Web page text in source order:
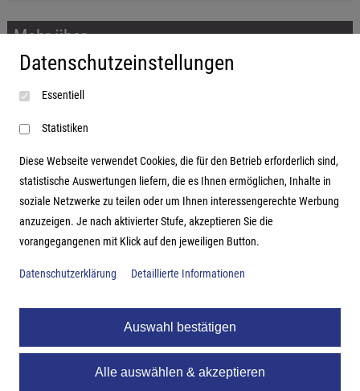
Mehr über...
Impressum
AGB
Datenschutzerklärung
Adresse
Hutter Trade GmbH + Co KG
Bgm.-Landmann-Platz 1-5
Datenschutzeinstellungen
Essentiell
Statistiken
Diese Webseite verwendet Cookies, die für den Betrieb erforderlich sind,
statistische Auswertungen liefern, die es Ihnen ermöglichen, Inhalte in
soziale Netzwerke zu teilen oder um Ihnen interessengerechte Werbung
anzuzeigen. Je nach aktivierter Stufe, akzeptieren Sie die
vorangegangenen mit Klick auf den jeweiligen Button.
Datenschutzerklärung Detaillierte Informationen
Auswahl bestätigen
Alle auswählen & akzeptieren